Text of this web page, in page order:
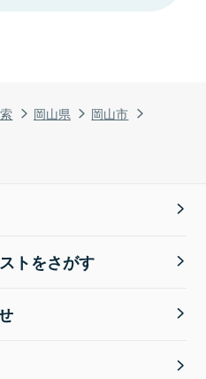
岡山県
岡山市
トをさがす